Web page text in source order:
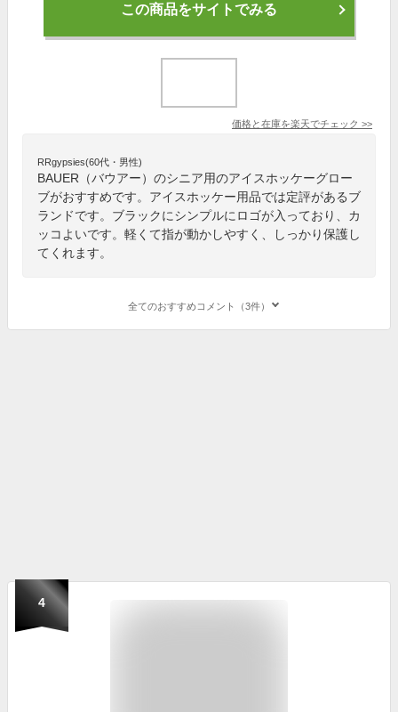
この商品をサイトでみる
価格と在庫を楽天でチェック >>
RRgypsies(60代・男性)
BAUER（バウアー）のシニア用のアイスホッケーグロー
ブがおすすめです。アイスホッケー用品では定評があるブ
ランドです。ブラックにシンプルにロゴが入っており、カ
ッコよいです。軽くて指が動かしやすく、しっかり保護し
てくれます。
全てのおすすめコメント（3件）
4